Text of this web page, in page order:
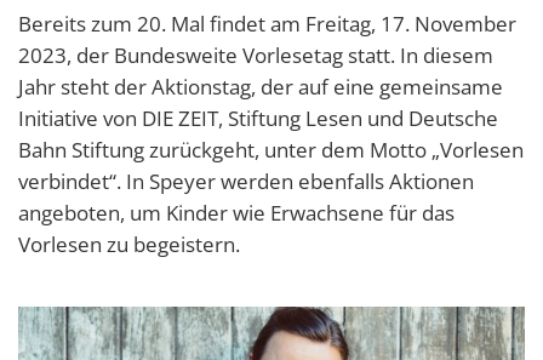
Bereits zum 20. Mal findet am Freitag, 17. November
2023, der Bundesweite Vorlesetag statt. In diesem
Jahr steht der Aktionstag, der auf eine gemeinsame
Initiative von DIE ZEIT, Stiftung Lesen und Deutsche
Bahn Stiftung zurückgeht, unter dem Motto „Vorlesen
verbindet“. In Speyer werden ebenfalls Aktionen
angeboten, um Kinder wie Erwachsene für das
Vorlesen zu begeistern.